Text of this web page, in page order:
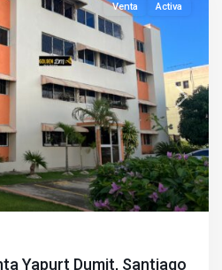
Next
Venta Activa
Yapurt Dumit, Santiago